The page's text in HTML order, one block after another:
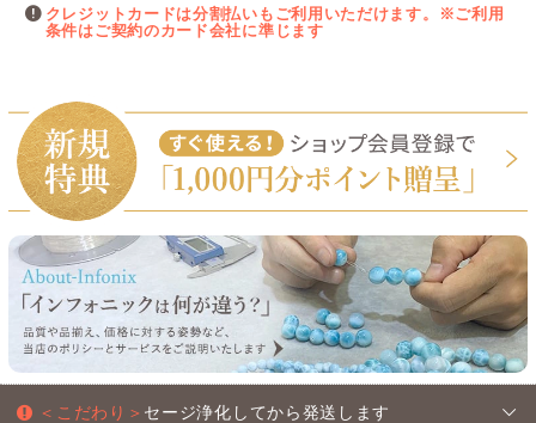
クレジットカードは分割払いもご利用いただけます。※ご利用
条件はご契約のカード会社に準じます
＜こだわり＞ セージ浄化してから発送します